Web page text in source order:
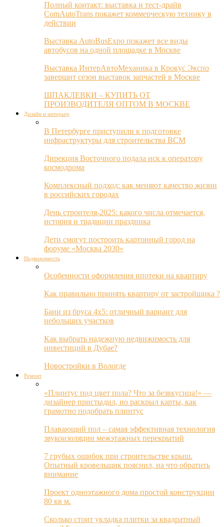
Полный контакт: выставка и тест-драйв
ComAutoTrans покажет коммерческую технику в
действии
Выставка AutoBusExpo покажет все виды
автобусов на одной площадке в Москве
Выставка ИнтерАвтоМеханика в Крокус Экспо
завершит сезон выставок запчастей в Москве
ШПАКЛЕВКИ – КУПИТЬ ОТ
ПРОИЗВОДИТЕЛЯ ОПТОМ В МОСКВЕ
Дизайн и интерьер
В Петербурге приступили к подготовке
инфраструктуры для строительства ВСМ
Дирекция Восточного подала иск к оператору
космодрома
Комплексный подход: как меняют качество жизни
в российских городах
День строителя-2025: какого числа отмечается,
история и традиции праздника
Дети смогут построить картонный город на
форуме «Москва 2030»
Недвижимость
Особенности оформления ипотеки на квартиру
Как правильно принять квартиру от застройщика ?
Бани из бруса 4х5: отличный вариант для
небольших участков
Как выбрать надежную недвижимость для
инвестиций в Дубае?
Новостройки в Вологде
Ремонт
«Плинтус под цвет пола? Что за безвкусица!» —
дизайнер пристыдил, но раскрыл карты, как
грамотно подобрать плинтус
Плавающий пол – самая эффективная технология
звукоизоляции межэтажных перекрытий
7 грубых ошибок при строительстве крыш.
Опытный кровельщик пояснил, на что обратить
внимание
Проект одноэтажного дома простой конструкции
80 кв м.
Сколько стоит укладка плитки за квадратный